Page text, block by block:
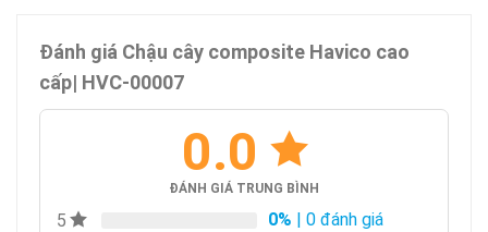
Đánh giá Chậu cây composite Havico cao
cấp| HVC-00007
0.0
ĐÁNH GIÁ TRUNG BÌNH
5 0% | 0 đánh giá